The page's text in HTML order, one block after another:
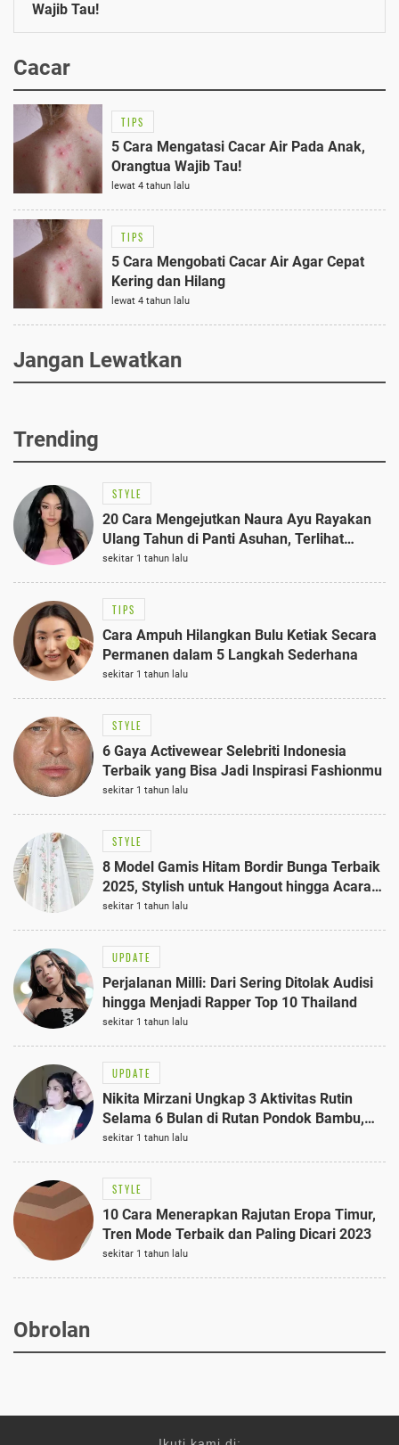
Wajib Tau!
Cacar
TIPS
5 Cara Mengatasi Cacar Air Pada Anak,
Orangtua Wajib Tau!
lewat 4 tahun lalu
TIPS
5 Cara Mengobati Cacar Air Agar Cepat
Kering dan Hilang
lewat 4 tahun lalu
Jangan Lewatkan
Trending
STYLE
20 Cara Mengejutkan Naura Ayu Rayakan
Ulang Tahun di Panti Asuhan, Terlihat
Anggun dengan Kaftan Cokelat
sekitar 1 tahun lalu
TIPS
Cara Ampuh Hilangkan Bulu Ketiak Secara
Permanen dalam 5 Langkah Sederhana
sekitar 1 tahun lalu
STYLE
6 Gaya Activewear Selebriti Indonesia
Terbaik yang Bisa Jadi Inspirasi Fashionmu
sekitar 1 tahun lalu
STYLE
8 Model Gamis Hitam Bordir Bunga Terbaik
2025, Stylish untuk Hangout hingga Acara
Semi-Formal
sekitar 1 tahun lalu
UPDATE
Perjalanan Milli: Dari Sering Ditolak Audisi
hingga Menjadi Rapper Top 10 Thailand
sekitar 1 tahun lalu
UPDATE
Nikita Mirzani Ungkap 3 Aktivitas Rutin
Selama 6 Bulan di Rutan Pondok Bambu,
Terungkap!
sekitar 1 tahun lalu
STYLE
10 Cara Menerapkan Rajutan Eropa Timur,
Tren Mode Terbaik dan Paling Dicari 2023
sekitar 1 tahun lalu
Obrolan